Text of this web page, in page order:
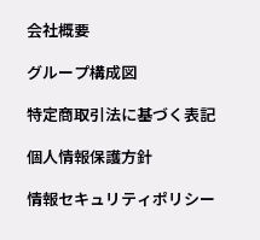
会社概要
グループ構成図
特定商取引法に基づく表記
個人情報保護方針
情報セキュリティポリシー